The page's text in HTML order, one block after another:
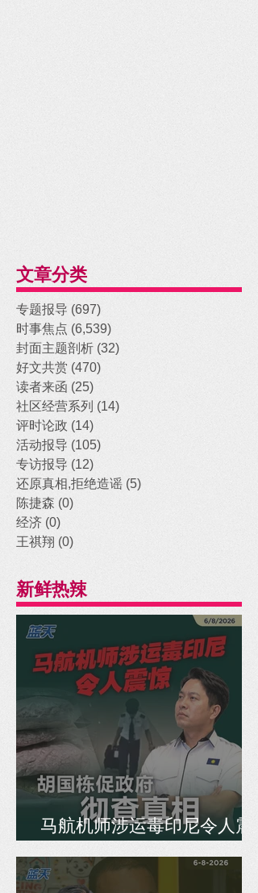
文章分类
专题报导 (697)
时事焦点 (6,539)
封面主题剖析 (32)
好文共赏 (470)
读者来函 (25)
社区经营系列 (14)
评时论政 (14)
活动报导 (105)
专访报导 (12)
还原真相,拒绝造谣 (5)
陈捷森 (0)
经济 (0)
王祺翔 (0)
新鲜热辣
马航机师涉运毒印尼令人震